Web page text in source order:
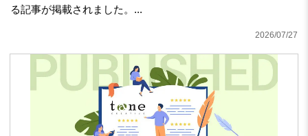
る記事が掲載されました。...
2026/07/27